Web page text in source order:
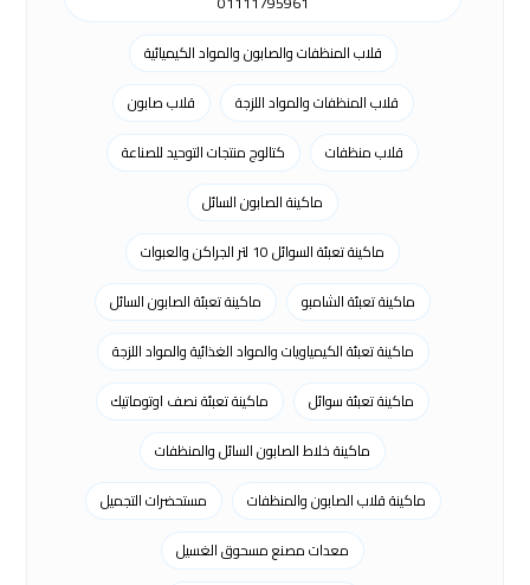
قلاب المنظفات والصابون والمواد الكيميائية
قلاب المنظفات والمواد اللزجة
قلاب صابون
قلاب منظفات
كتالوج منتجات التوحيد للصناعة
ماكينة الصابون السائل
ماكينة تعبئة السوائل 10 لتر الجراكن والعبوات
ماكينة تعبئة الشامبو
ماكينة تعبئة الصابون السائل
ماكينة تعبئة الكيمياويات والمواد الغذائية والمواد اللزجة
ماكينة تعبئة سوائل
ماكينة تعبئة نصف اوتوماتيك
ماكينة خلاط الصابون السائل والمنظفات
ماكينة قلاب الصابون والمنظفات
مستحضرات التجميل
معدات مصنع مسحوق الغسيل